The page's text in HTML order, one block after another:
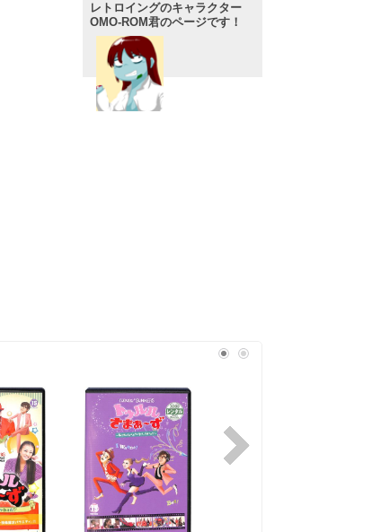
レトロイングのキャラクター
OMO-ROM君のページです！